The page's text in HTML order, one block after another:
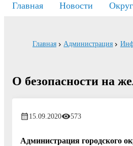
Главная Новости Округ
Главная Администрация
О безопасности на
15.09.2020 573
Администрация городского